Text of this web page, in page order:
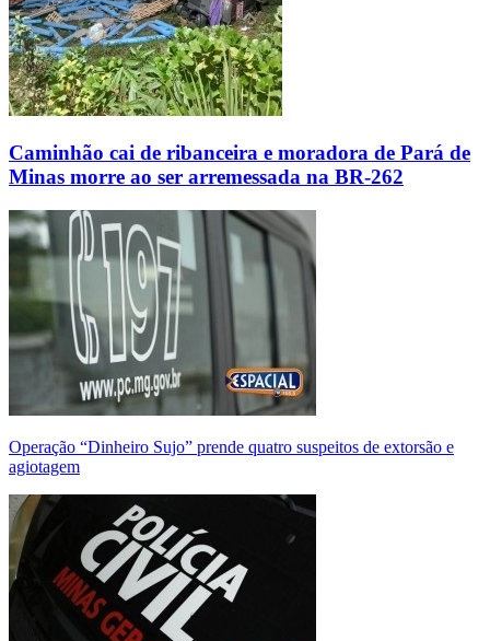
Caminhão cai de ribanceira e moradora de Pará de
Minas morre ao ser arremessada na BR-262
Operação “Dinheiro Sujo” prende quatro suspeitos de extorsão e
agiotagem